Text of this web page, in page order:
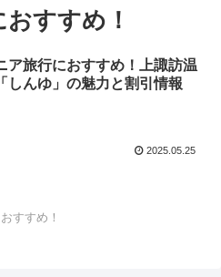
すすめ！
ア旅行におすすめ！上諏訪温
しんゆ」の魅力と割引情報
2025.05.25
すすめ！